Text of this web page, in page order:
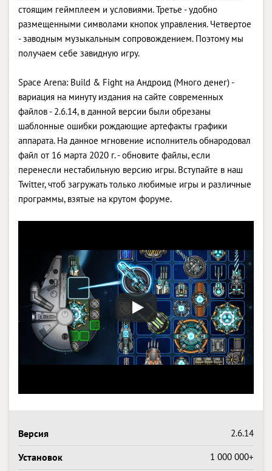
стоящим геймплеем и условиями. Третье - удобно
размещенными символами кнопок управления. Четвертое
- заводным музыкальным сопровождением. Поэтому мы
получаем себе завидную игру.
Space Arena: Build & Fight на Андроид (Много денег) -
вариация на минуту издания на сайте современных
файлов - 2.6.14, в данной версии были обрезаны
шаблонные ошибки рождающие артефакты графики
аппарата. На данное мгновение исполнитель обнародовал
файл от 16 марта 2020 г. - обновите файлы, если
перенесли нестабильную версию игры. Вступайте в наш
Twitter, чтоб загружать только любимые игры и различные
программы, взятые на крутом форуме.
Версия 2.6.14
Установок 1 000 000+